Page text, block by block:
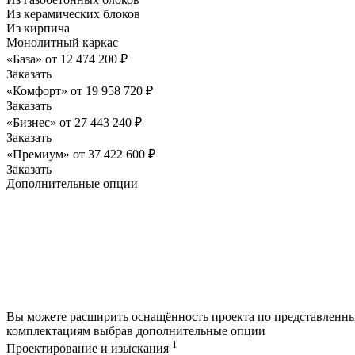
Из керамических блоков
Из кирпича
Монолитный каркас
«База» от 12 474 200 ₽
Заказать
«Комфорт» от 19 958 720 ₽
Заказать
«Бизнес» от 27 443 240 ₽
Заказать
«Премиум» от 37 422 600 ₽
Заказать
Дополнительные опции
Вы можете расширить оснащённость проекта по
комплектациям выбрав дополнительные опции
Проектирование и изыскания 1